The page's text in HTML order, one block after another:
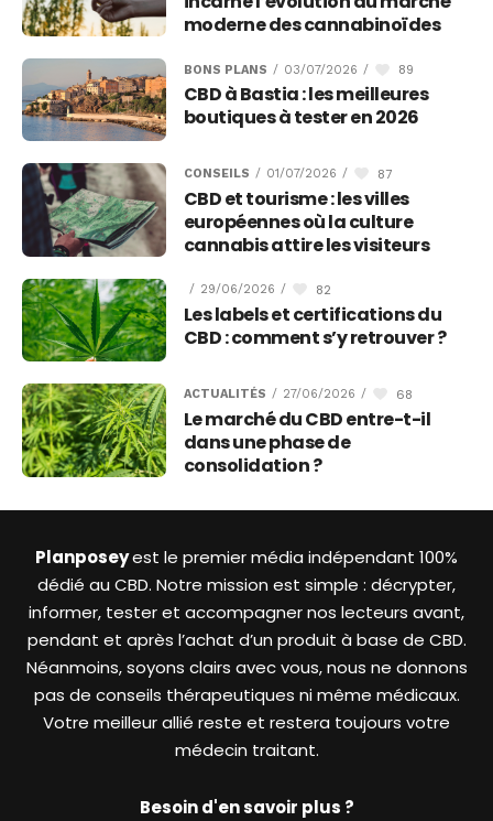
moderne des cannabinoïdes
BONS PLANS / 03/07/2026 / 89
CBD à Bastia : les meilleures
boutiques à tester en 2026
CONSEILS / 01/07/2026 / 87
CBD et tourisme : les villes
européennes où la culture
cannabis attire les visiteurs
/ 29/06/2026 / 82
Les labels et certifications du
CBD : comment s’y retrouver ?
ACTUALITÉS / 27/06/2026 / 68
Le marché du CBD entre-t-il
dans une phase de
consolidation ?
Planposeyest le premier média indépendant 100%
dédié au CBD. Notre mission est simple : décrypter,
informer, tester et accompagner nos lecteurs avant,
pendant et après l’achat d’un produit à base de CBD.
Néanmoins, soyons clairs avec vous, nous ne donnons
pas de conseils thérapeutiques ni même médicaux.
Votre meilleur allié reste et restera toujours votre
médecin traitant.
Besoin d'en savoir plus ?